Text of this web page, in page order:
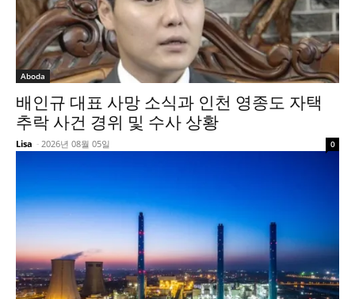
Aboda
배인규 대표 사망 소식과 인천 영종도 자택
추락 사건 경위 및 수사 상황
Lisa - 2026년 08월 05일 0